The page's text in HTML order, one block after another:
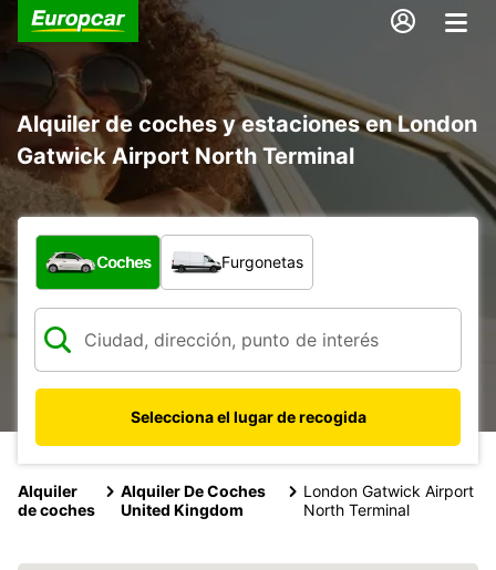
Alquiler de coches y estaciones en London
Gatwick Airport North Terminal
¿Qué tipo de vehículo?
Coches Furgonetas
Selecciona el lugar de recogida
Alquiler
de coches
Alquiler De Coches
United Kingdom
London Gatwick Airport
North Terminal